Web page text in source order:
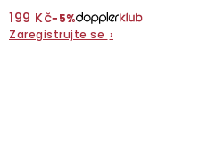
199 Kč−5%
Zaregistrujte se ›